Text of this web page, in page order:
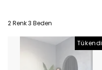
2 Renk 3 Beden
Tükendi